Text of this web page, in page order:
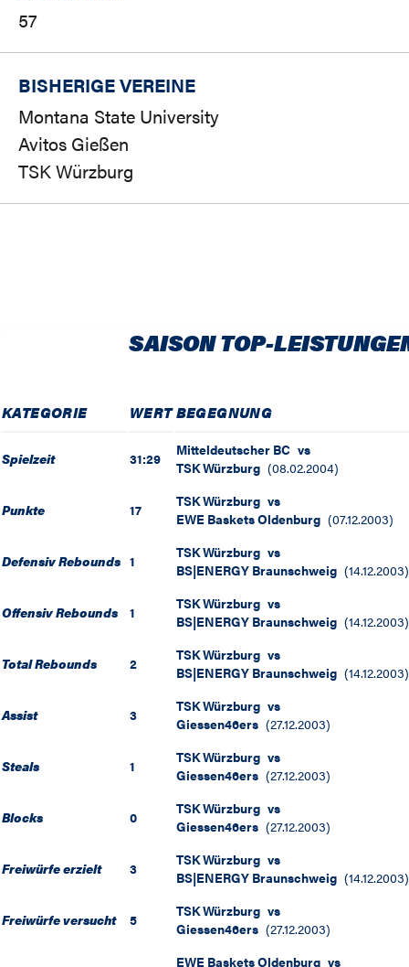
57
BISHERIGE VEREINE
Montana State University
Avitos Gießen
TSK Würzburg
SAISON TOP-
KATEGORIE WERTBEGEGNUNG
Spielzeit 31:29 Mitteldeutscher BC vs
TSK Würzburg (08.02.2004)
Punkte 17 TSK Würzburg vs
EWE Baskets Oldenburg (07.12.2003)
Defensiv Rebounds 1 TSK Würzburg vs
BS|ENERGY Braunschweig (14.12.2003)
Offensiv Rebounds 1 TSK Würzburg vs
BS|ENERGY Braunschweig (14.12.2003)
Total Rebounds 2 TSK Würzburg vs
BS|ENERGY Braunschweig (14.12.2003)
Assist 3 TSK Würzburg vs
Giessen46ers (27.12.2003)
Steals 1 TSK Würzburg vs
Giessen46ers (27.12.2003)
Blocks 0 TSK Würzburg vs
Giessen46ers (27.12.2003)
Freiwürfe erzielt 3 TSK Würzburg vs
BS|ENERGY Braunschweig (14.12.2003)
Freiwürfe versucht 5 TSK Würzburg vs
Giessen46ers (27.12.2003)
EWE Baskets Oldenburg vs